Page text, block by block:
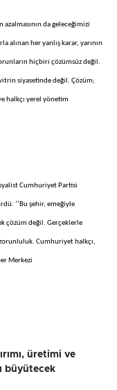
da geleceğimizi
alınan her yanlış karar, yarının
hiçbiri çözümsüz değil.
siyasetinde değil. Çözüm;
halkçı yerel yönetim
Cumhuriyet Partisi
‘’Bu şehir, emeğiyle
çözüm değil. Gerçeklerle
Cumhuriyet halkçı,
Merkezi
üretimi ve
büyütecek